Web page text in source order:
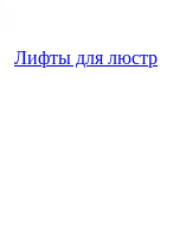
Лифты для люстр